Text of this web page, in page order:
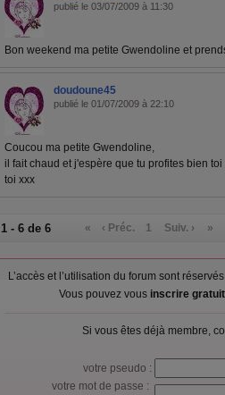
publié le 03/07/2009 à 11:30
Bon weekend ma petite Gwendoline et
doudoune45
publié le 01/07/2009 à 22:10
Coucou ma petite Gwendoline,
il fait chaud et j'espère que tu profites bien
toi xxx
1 - 6 de 6 « ‹ Préc. 1 Suiv. › »
L’accès et l’utilisation du forum sont
Vous pouvez vous inscrire
Si vous êtes déjà membre,
votre pseudo :
votre mot de passe :